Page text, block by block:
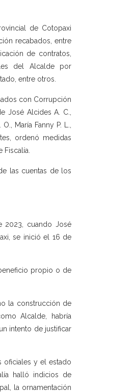
de Cotopaxi
recabados, entre
de contratos,
del Alcalde por
entre otros.
con Corrupción
José Alcides A. C.,
María Fanny P. L.,
ordenó medidas
las cuentas de los
2023, cuando José
se inició el 16 de
propio o de
la construcción de
Alcalde, habría
intento de justificar
oficiales y el estado
halló indicios de
la ornamentación